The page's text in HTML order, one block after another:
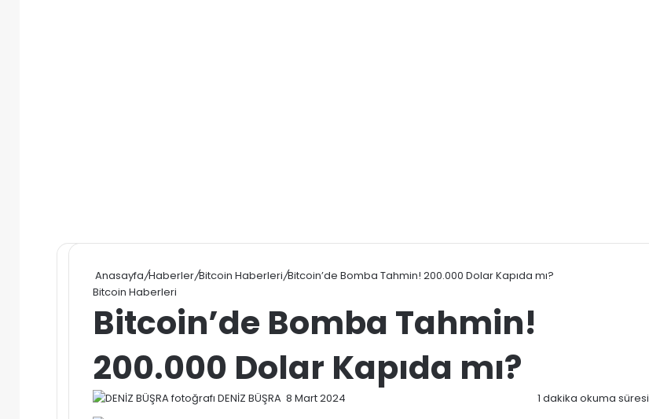
Anasayfa/Haberler/Bitcoin Haberleri/Bitcoin’de Bomba Tahmin! 200.000 Dolar Kapıda mı?
Bitcoin Haberleri
Bitcoin’de Bomba Tahmin!
200.000 Dolar Kapıda mı?
DENİZ BÜŞRA Bir
8 Mart 2024 1 dakika okuma süresi